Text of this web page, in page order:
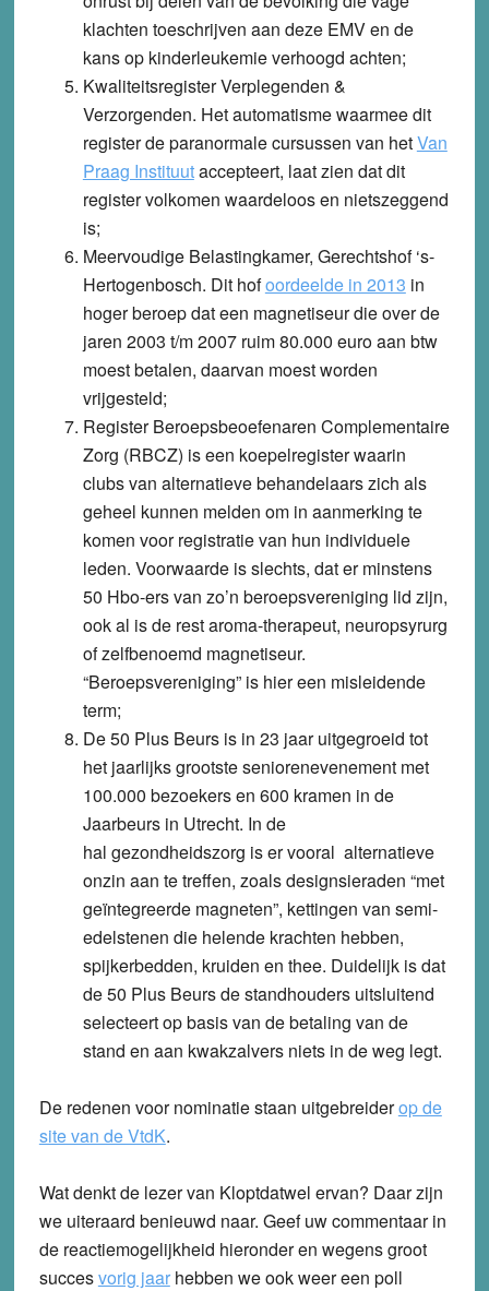
klachten toeschrijven aan deze EMV en de
kans op kinderleukemie verhoogd achten;
Kwaliteitsregister Verplegenden &
Verzorgenden. Het automatisme waarmee dit
register de paranormale cursussen van hetVan
Praag Instituutaccepteert, laat zien dat dit
register volkomen waardeloos en nietszeggend
is;
Meervoudige Belastingkamer, Gerechtshof ‘s-
Hertogenbosch. Dit hofoordeelde in 2013 in
hoger beroep dat een magnetiseur die over de
jaren 2003 t/m 2007 ruim 80.000 euro aan btw
moest betalen, daarvan moest worden
vrijgesteld;
Register Beroepsbeoefenaren Complementaire
Zorg (RBCZ) is een koepelregister waarin
clubs van alternatieve behandelaars zich als
geheel kunnen melden om in aanmerking te
komen voor registratie van hun individuele
leden. Voorwaarde is slechts, dat er minstens
50 Hbo-ers van zo’n beroepsvereniging lid zijn,
ook al is de rest aroma-therapeut, neuropsyrurg
of zelfbenoemd magnetiseur.
“Beroepsvereniging” is hier een misleidende
term;
De50 Plus Beursis in 23 jaar uitgegroeid tot
het jaarlijks grootste seniorenevenement met
100.000 bezoekers en 600 kramen in de
Jaarbeurs in Utrecht. In de
hal gezondheidszorg is er vooral alternatieve
onzin aan te treffen, zoals designsieraden “met
geïntegreerde magneten”, kettingen van semi-
edelstenen die helende krachten hebben,
spijkerbedden, kruiden en thee. Duidelijk is dat
de 50 Plus Beurs de standhouders uitsluitend
selecteert op basis van de betaling van de
stand en aan kwakzalvers niets in de weg legt.
De redenen voor nominatie staan uitgebreiderop de
site van de VtdK.
Wat denkt de lezer van Kloptdatwel ervan? Daar zijn
we uiteraard benieuwd naar. Geef uw commentaar in
de reactiemogelijkheid hieronder en wegens groot
succesvorig jaarhebben we ook weer een poll